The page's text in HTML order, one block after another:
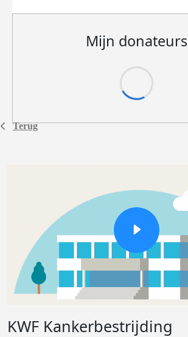
Terug
Mijn donateurs
KWF Kankerbestrijding